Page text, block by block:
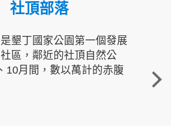
社頂部落
墾丁國家公園第一個發展
區，鄰近的社頂自然公
10月間，數以萬計的赤腹
重
走進